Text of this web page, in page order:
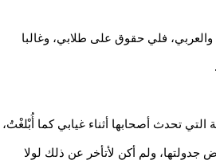
والعربي، فلي حقوق على طلابي، وغالبا
التي تحدث أصحابها أثناء غيابي كما أُبْلغْتُ،
ولم أكن لأتأخر عن ذلك لولا